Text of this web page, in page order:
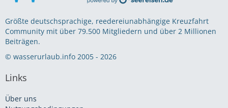
Größte deutschsprachige, reedereiunabhängige Kreuzfahrt
Community mit über 79.500 Mitgliedern und über 2 Millionen
Beiträgen.
© wasserurlaub.info 2005 - 2026
Links
Über uns